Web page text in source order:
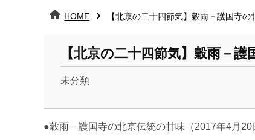
進
機
HOME 【北京の二十四節気】穀雨－護国寺の
【北京の二十四節気】穀雨－
未分類
k
●穀雨－護国寺の北京伝統の甘味（2017年4月